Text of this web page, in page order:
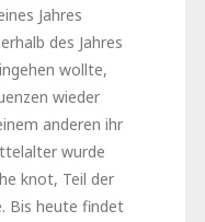
Jahres
des Jahres
wollte,
wieder
anderen ihr
wurde
knot, Teil der
Bis heute findet